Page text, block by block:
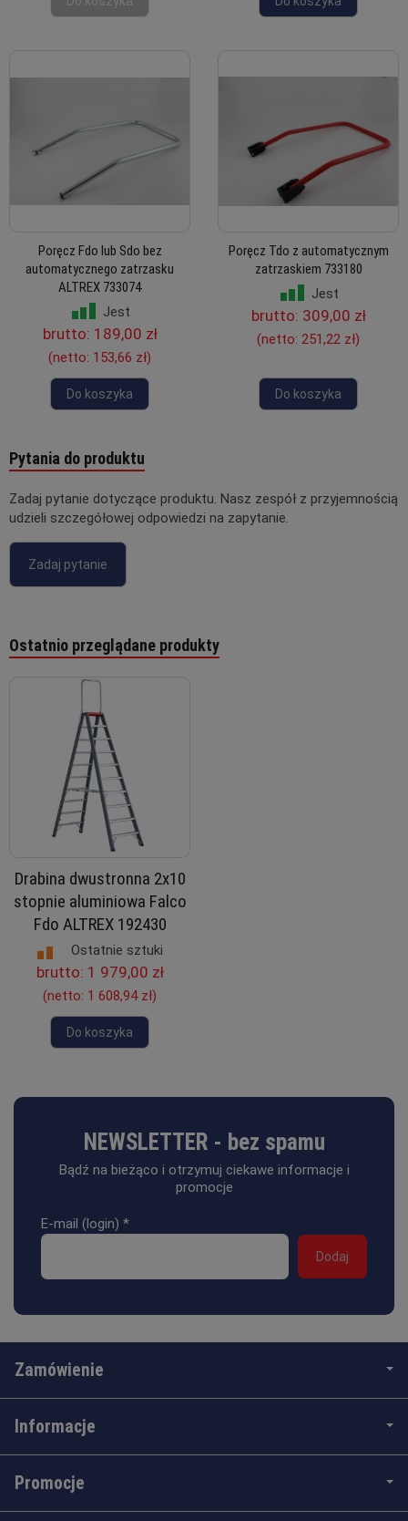
Poręcz Fdo lub Sdo bez
automatycznego zatrzasku
ALTREX 733074
Jest
brutto: 189,00 zł
(netto: 153,66 zł)
Do koszyka
Poręcz Tdo z automatycznym
zatrzaskiem 733180
Jest
brutto: 309,00 zł
(netto: 251,22 zł)
Do koszyka
Pytania do produktu
Zadaj pytanie dotyczące produktu. Nasz zespół z przyjemnością
udzieli szczegółowej odpowiedzi na zapytanie.
Zadaj pytanie
Ostatnio przeglądane produkty
Drabina dwustronna 2x10
stopnie aluminiowa Falco
Fdo ALTREX 192430
Ostatnie sztuki
brutto: 1 979,00 zł
(netto: 1 608,94 zł)
Do koszyka
NEWSLETTER - bez spamu
Bądź na bieżąco i otrzymuj ciekawe informacje i
promocje
E-mail (login) *
Zamówienie
Informacje
Promocje